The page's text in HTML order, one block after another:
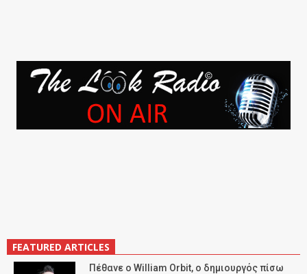
FEATURED ARTICLES
Πέθανε ο William Orbit, ο δημιουργός πίσω